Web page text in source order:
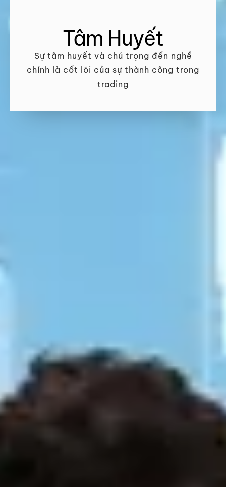
Tâm Huyết
Sự tâm huyết và chú trọng đến nghề
chính là cốt lõi của sự thành công trong
trading